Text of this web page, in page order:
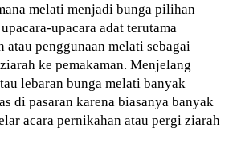
melati menjadi bunga pilihan
upacara adat terutama
atau penggunaan melati sebagai
ke pemakaman. Menjelang
lebaran bunga melati banyak
di pasaran karena biasanya banyak
acara pernikahan atau pergi ziarah